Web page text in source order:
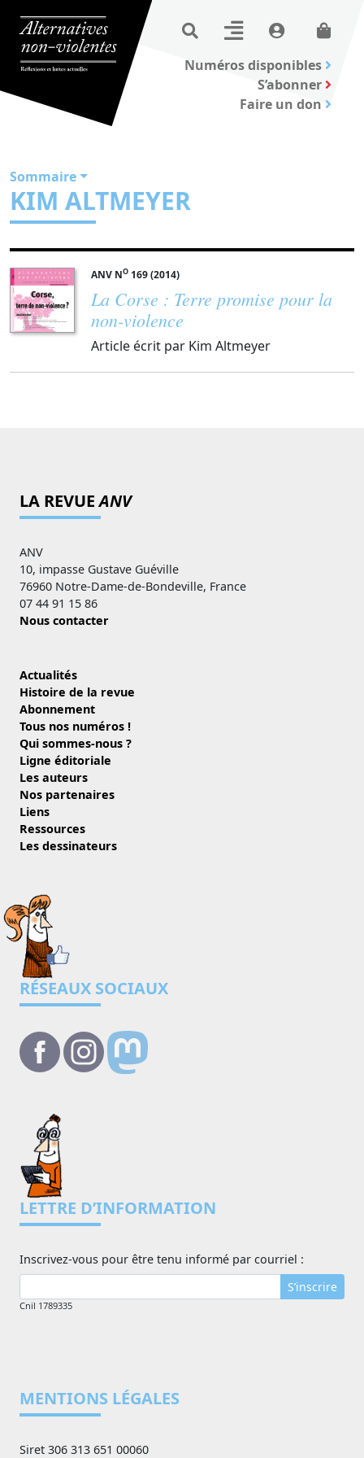
Numéros disponibles
S’abonner
Faire un don
Sommaire
KIM ALTMEYER
ANV NO 169 (2014)
La Corse : Terre promise pour la
non-violence
Article écrit par Kim Altmeyer
LA REVUEANV
ANV
10, impasse Gustave Guéville
76960 Notre-Dame-de-Bondeville, France
07 44 91 15 86
Nous contacter
Actualités
Histoire de la revue
Abonnement
Tous nos numéros !
Qui sommes-nous ?
Ligne éditoriale
Les auteurs
Nos partenaires
Liens
Ressources
Les dessinateurs
RÉSEAUX SOCIAUX
LETTRE D’INFORMATION
Inscrivez-vous pour être tenu informé par courriel :
S’inscrire
Cnil 1789335
MENTIONS LÉGALES
Siret 306 313 651 00060